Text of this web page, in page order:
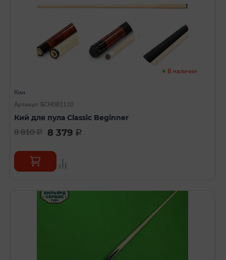
В наличии
Кии
Артикул: БСН081110
Кий для пула Classic Beginner
8 810a 8 379 a